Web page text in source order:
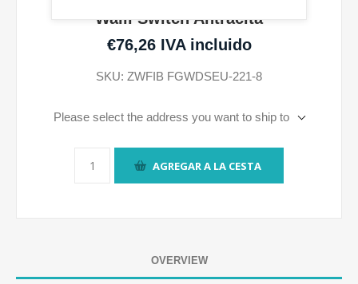
Walli Switch Antracita
€76,26 IVA incluido
SKU: ZWFIB FGWDSEU-221-8
Please select the address you want to ship to
AGREGAR A LA CESTA
OVERVIEW